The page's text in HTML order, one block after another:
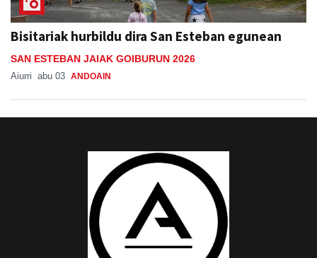
Bisitariak hurbildu dira San Esteban egunean
SAN ESTEBAN JAIAK GOIBURUN 2026
Aiurri abu 03 ANDOAIN